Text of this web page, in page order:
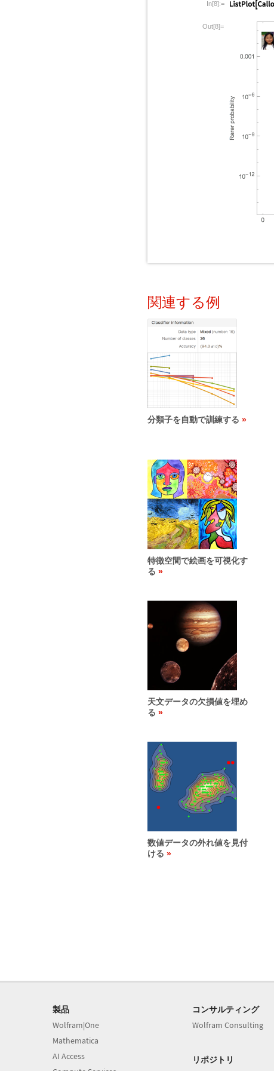
In[8]:=
Out[8]=
関連する例
分類子を自動で訓練する
特徴空間で絵画を可視化す
る
天文データの欠損値を埋め
る
数値データの外れ値を見付
ける
製品
Wolfram|One
Mathematica
AI Access
コンサルティング
Wolfram Consulting
リポジトリ